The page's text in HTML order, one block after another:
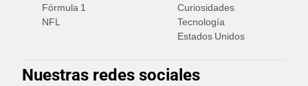
Fórmula 1
NFL
Curiosidades
Tecnología
Estados Unidos
Nuestras redes sociales